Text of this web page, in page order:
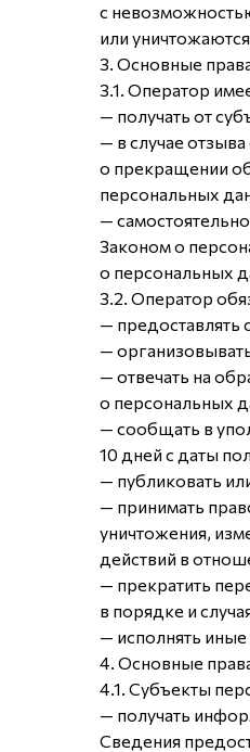
с
или
3. Основные
3.1. Оператор
— получать от
— в случае
о прекращении
персональных
—
Законом о
о персональных
3.2. Оператор
—
—
— отвечать на
о персональных
— сообщать в
10 дней с даты
— публиковать
— принимать
уничтожения,
действий в
— прекратить
в порядке и
— исполнять
4. Основные
4.1. Субъекты
— получать
Сведения